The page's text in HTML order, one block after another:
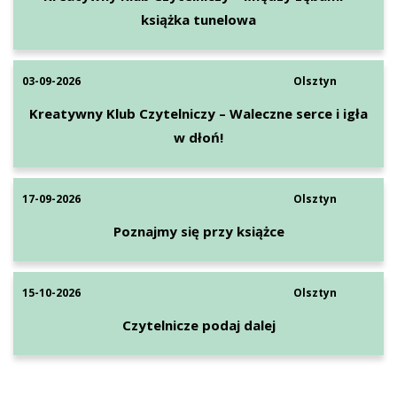
książka tunelowa
03-09-2026 Olsztyn
Kreatywny Klub Czytelniczy – Waleczne serce i igła
w dłoń!
17-09-2026 Olsztyn
Poznajmy się przy książce
15-10-2026 Olsztyn
Czytelnicze podaj dalej